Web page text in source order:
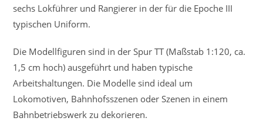
sechs Lokführer und Rangierer in der für die Epoche III
typischen Uniform.
Die Modellfiguren sind in der Spur TT (Maßstab 1:120, ca.
1,5 cm hoch) ausgeführt und haben typische
Arbeitshaltungen. Die Modelle sind ideal um
Lokomotiven, Bahnhofsszenen oder Szenen in einem
Bahnbetriebswerk zu dekorieren.